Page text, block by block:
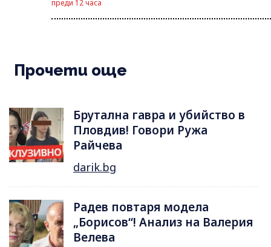
преди 12 часа
Прочети още
Брутална гавра и убийство в
Пловдив! Говори Ружа
Райчева
darik.bg
Радев повтаря модела
„Борисов“! Анализ на Валерия
Велева